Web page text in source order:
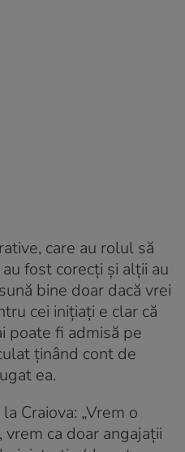
care au rolul să
fost corecți și alții au
bine doar dacă vrei
cei inițiați e clar că
poate fi admisă pe
ținând cont de
ea.
Craiova: „Vrem o
ca doar angajații